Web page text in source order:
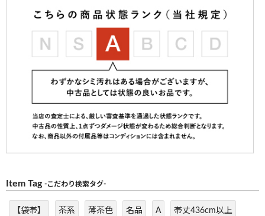
Item Tag -こだわり検索タグ-
【袋帯】 茶系 薄茶色 名品 A 帯丈436cm以上